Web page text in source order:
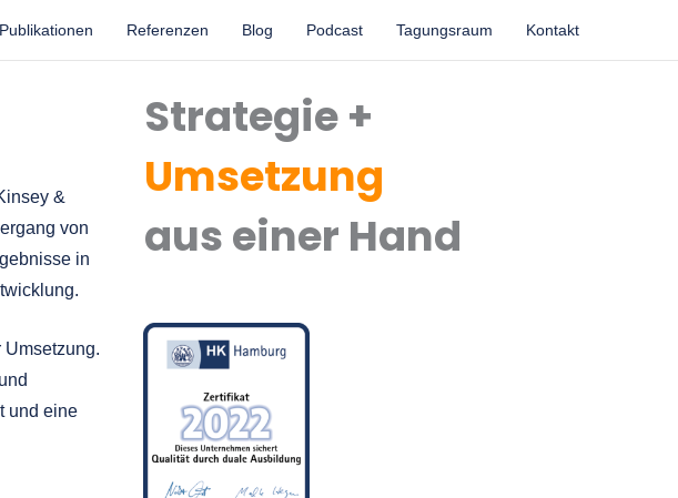
Publikationen Referenzen Blog Podcast Tagungsraum Kontakt
&
von
in
und eine
Strategie +
Umsetzung
aus einer Hand